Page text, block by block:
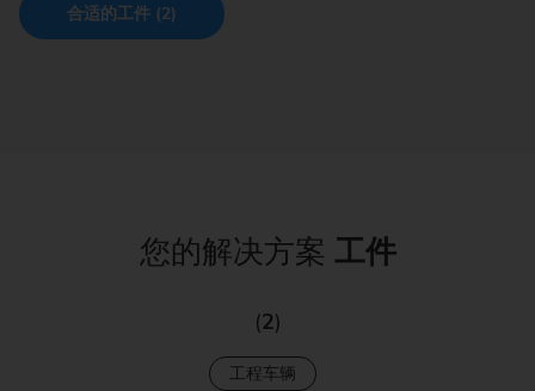
合适的工件 (2)
您的解决方案 工件
(2)
工程车辆